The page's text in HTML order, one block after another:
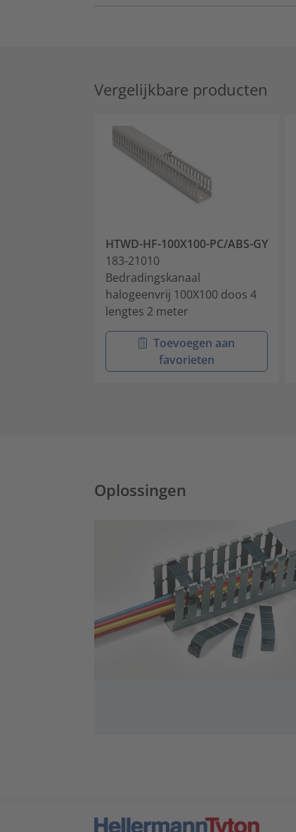
Vergelijkbare producten
HTWD-HF-100X100-PC/ABS-GY
183-21010
Bedradingskanaal
halogeenvrij 100X100 doos 4
lengtes 2 meter
Toevoegen aan
favorieten
Oplossingen